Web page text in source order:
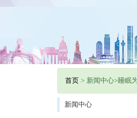
首页 > 新闻中心>睡眠
新闻中心